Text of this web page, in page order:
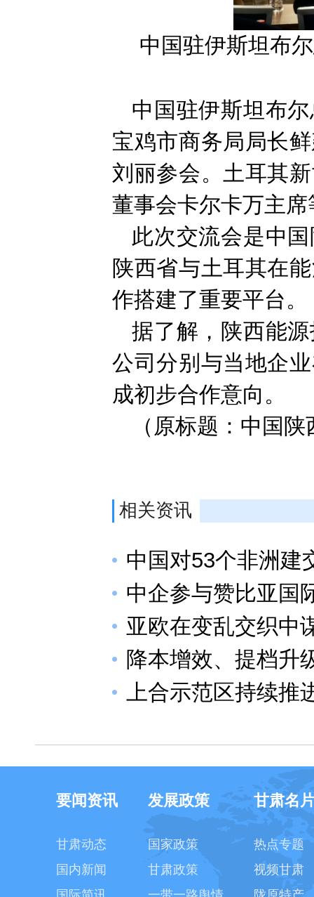
中国驻伊斯坦布
中国驻伊斯坦布
宝鸡市商务局局长
刘丽参会。土耳其
董事会卡尔卡万主
此次交流会是中
陕西省与土耳其在
作搭建了重要平台。
据了解，陕西能
公司分别与当地企
成初步合作意向。
（原标题：中国
相关资讯
中国对53个非洲建
中企参与赞比亚国
亚欧在变乱交织中
降本增效、提档升
上合示范区持续推
要闻资讯
甘肃动态
国内新闻
发展政策
国家政策
甘肃政策
甘肃名
热点专题
视频甘肃